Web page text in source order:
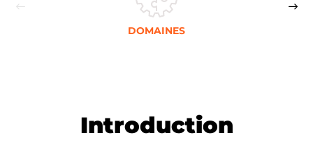
DOMAINES
Introduction